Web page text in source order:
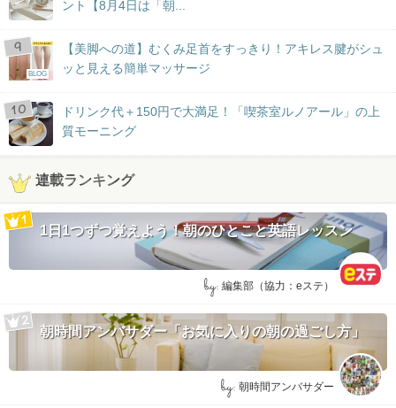
ント【8月4日は「朝...
BLOG
【美脚への道】むくみ足首をすっきり！アキレス腱がシュ
ッと見える簡単マッサージ
ドリンク代＋150円で大満足！「喫茶室ルノアール」の上
質モーニング
連載ランキング
1日1つずつ覚えよう！朝のひとこと英語レッスン
by: 編集部（協力：eステ）
朝時間アンバサダー「お気に入りの朝の過ごし方」
by: 朝時間アンバサダー